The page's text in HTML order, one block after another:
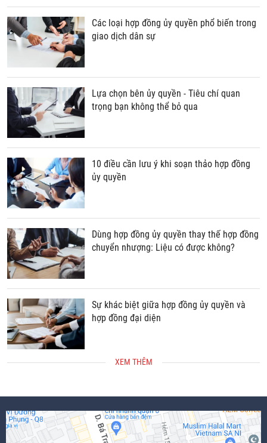
Các loại hợp đồng ủy quyền phổ biến trong
giao dịch dân sự
Lựa chọn bên ủy quyền - Tiêu chí quan
trọng bạn không thể bỏ qua
10 điều cần lưu ý khi soạn thảo hợp đồng
ủy quyền
Dùng hợp đồng ủy quyền thay thế hợp đồng
chuyển nhượng: Liệu có được không?
Sự khác biệt giữa hợp đồng ủy quyền và
hợp đồng đại diện
XEM THÊM